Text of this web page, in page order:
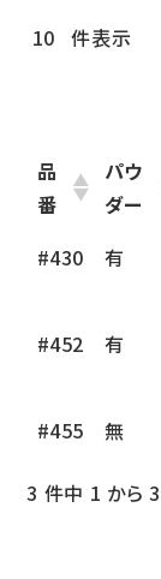
件表示
品
番
パウ
ダー
#430
有
#452 有
#455 無
3 件中 1 から